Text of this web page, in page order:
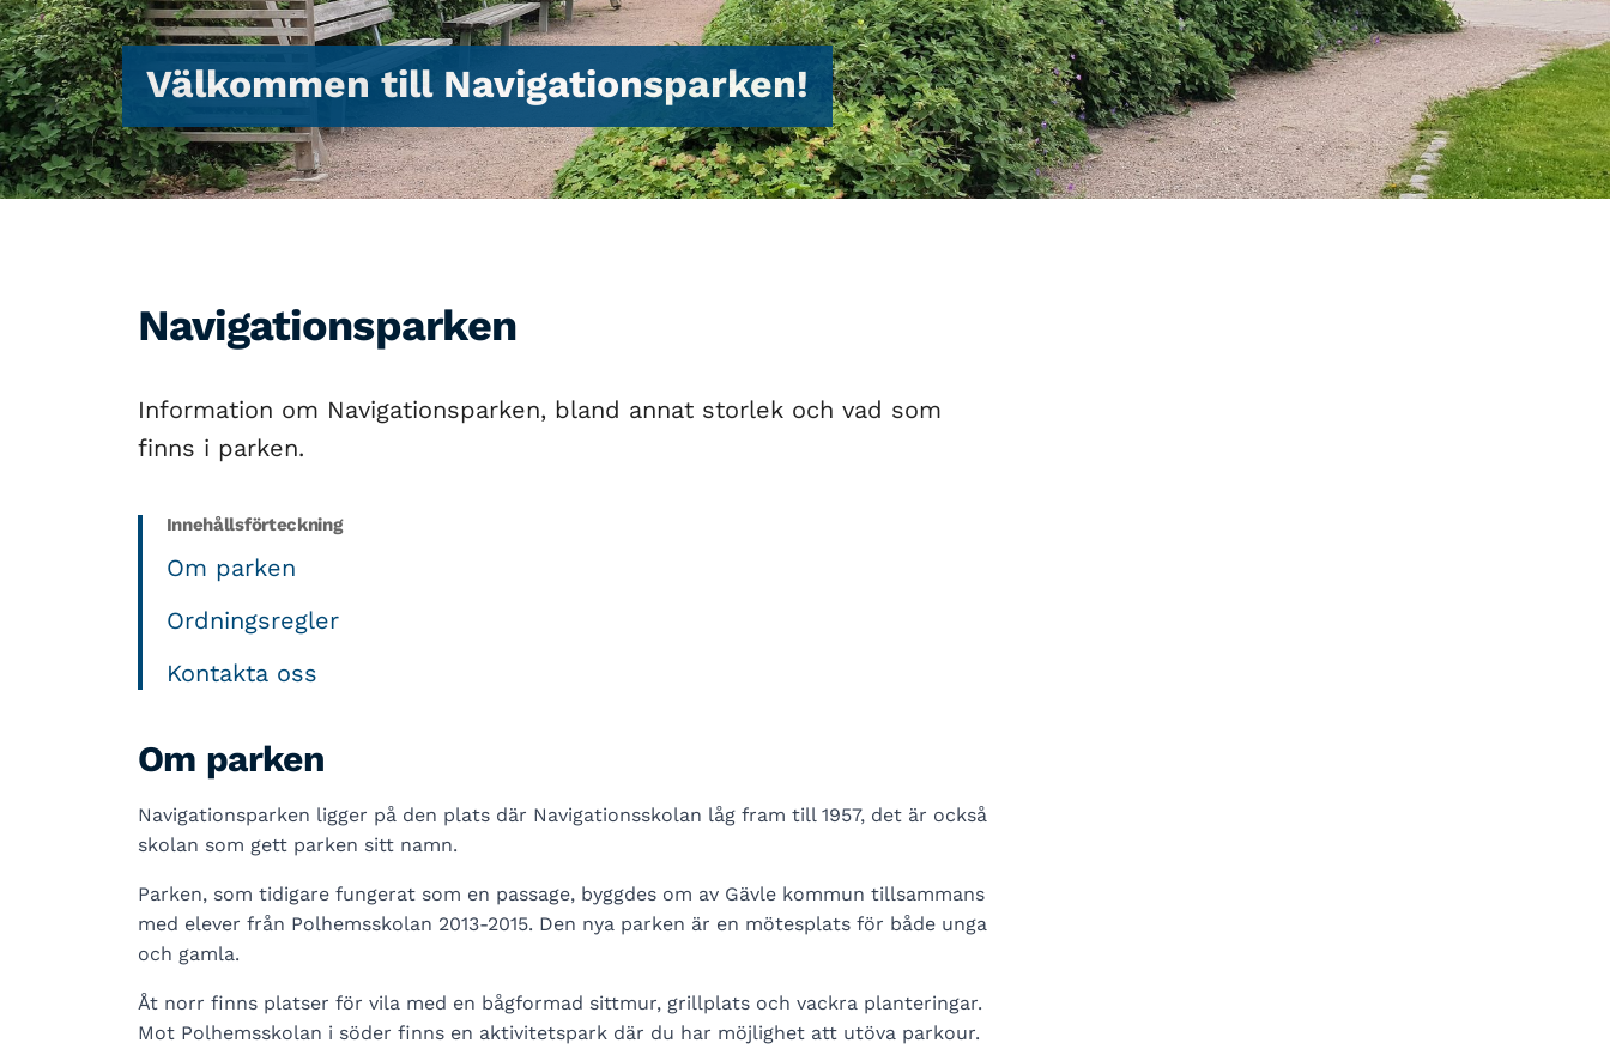
Välkommen till Navigationsparken!
Navigationsparken
Information om Navigationsparken, bland annat storlek och vad som
finns i parken.
Innehållsförteckning
Om parken
Ordningsregler
Kontakta oss
Om parken
Navigationsparken ligger på den plats där Navigationsskolan låg fram till 1957, det är också
skolan som gett parken sitt namn.
Parken, som tidigare fungerat som en passage, byggdes om av Gävle kommun tillsammans
med elever från Polhemsskolan 2013-2015. Den nya parken är en mötesplats för både unga
och gamla.
Åt norr finns platser för vila med en bågformad sittmur, grillplats och vackra planteringar.
Mot Polhemsskolan i söder finns en aktivitetspark där du har möjlighet att utöva parkour.